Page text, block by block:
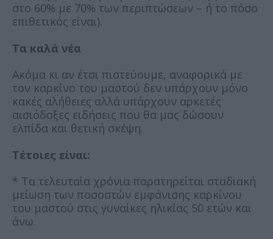
στο 60% με 70% των περιπτώσεων – ή το πόσο
επιθετικός είναι).
Τα καλά νέα
Ακόμα κι αν έτσι πιστεύουμε, αναφορικά με
τον καρκίνο του μαστού δεν υπάρχουν μόνο
κακές αλήθειες αλλά υπάρχουν αρκετές
αισιόδοξες ειδήσεις που θα μας δώσουν
ελπίδα και θετική σκέψη.
Τέτοιες είναι:
* Τα τελευταία χρόνια παρατηρείται σταδιακή
μείωση των ποσοστών εμφάνισης καρκίνου
του μαστού στις γυναίκες ηλικίας 50 ετών και
άνω.